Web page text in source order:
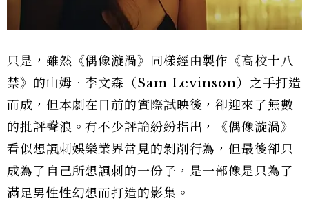
只是，雖然《偶像漩渦》同樣經由製作《高校十八
禁》的山姆．李文森（Sam Levinson）之手打造
而成，但本劇在日前的實際試映後，卻迎來了無數
的批評聲浪。有不少評論紛紛指出，《偶像漩渦》
看似想諷刺娛樂業界常見的剝削行為，但最後卻只
成為了自己所想諷刺的一份子，是一部像是只為了
滿足男性性幻想而打造的影集。